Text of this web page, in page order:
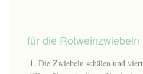
für die Rotweinzwiebeln
Die Zwiebeln schälen und